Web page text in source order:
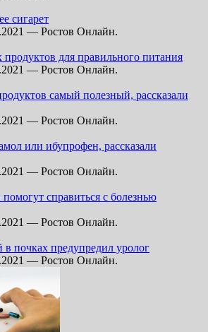
сигарет
— Ростов Онлайн.
для правильного питания
— Ростов Онлайн.
самый полезный, рассказали
— Ростов Онлайн.
или ибупрофен, рассказали
— Ростов Онлайн.
справиться с болезнью
— Ростов Онлайн.
почках предупредил уролог
— Ростов Онлайн.